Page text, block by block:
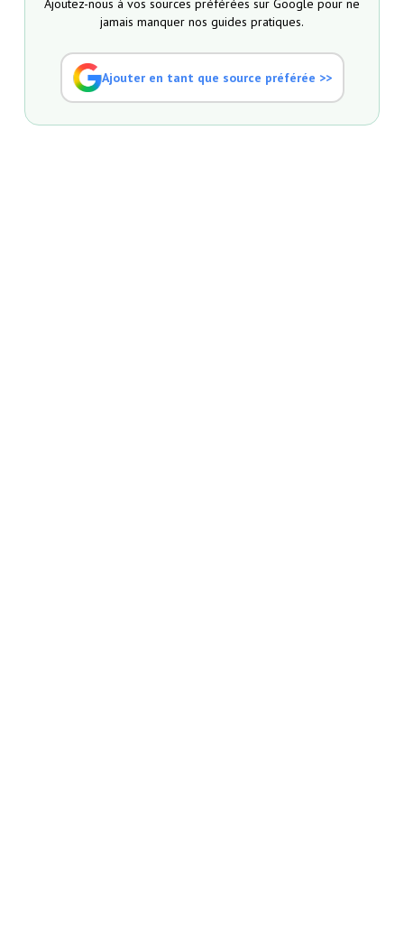
Ajoutez-nous à vos sources préférées sur Google pour ne
jamais manquer nos guides pratiques.
Ajouter en tant que source préférée >>